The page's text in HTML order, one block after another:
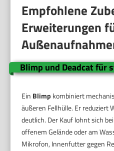
Empfohlene
Erweiterungen
Blimp und Deadcat für
Ein Blimp kombiniert
äußeren Fellhülle. Er reduziert
deutlich. Der Kauf lohnt sich
offenem Gelände oder am
Mikrofon, Innenfutter gegen